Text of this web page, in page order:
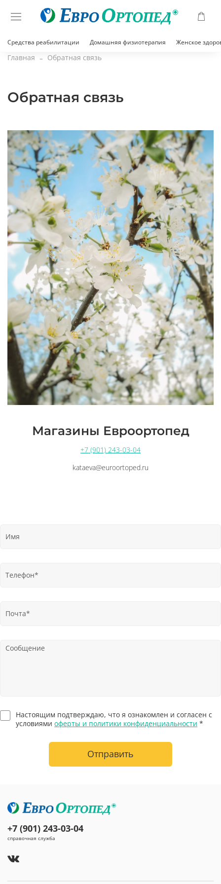
Средства реабилитации Домашняя физиотерапия Женское
Главная Обратная связь
Обратная связь
Магазины Евроортопед
+7 (901) 243-03-04
kataeva@euroortoped.ru
Настоящим подтверждаю, что я ознакомлен и согласен с
условиямиоферты и политики конфиденциальности *
Отправить
+7 (901) 243-03-04
справочная служба